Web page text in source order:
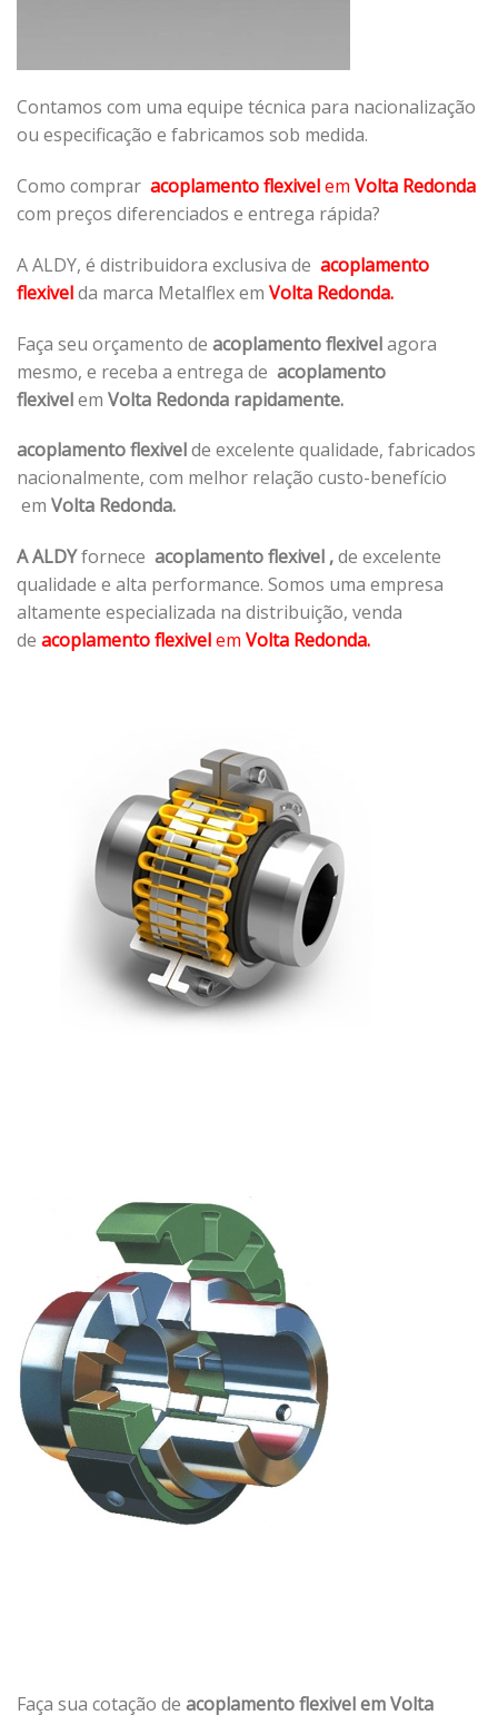
Contamos com uma equipe técnica para nacionalização
ou especificação e fabricamos sob medida.
Como comprar acoplamento flexivelem Volta Redonda
com preços diferenciados e entrega rápida?
A ALDY, é distribuidora exclusiva de acoplamento
flexivelda marca Metalflex em Volta Redonda.
Faça seu orçamento de acoplamento flexivelagora
mesmo, e receba a entrega de acoplamento
flexivelem Volta Redonda rapidamente.
acoplamento flexivelde excelente qualidade, fabricados
nacionalmente, com melhor relação custo-benefício
em Volta Redonda.
A ALDYfornece acoplamento flexivel ,de excelente
qualidade e alta performance. Somos uma empresa
altamente especializada na distribuição, venda
de acoplamento flexivelem Volta Redonda.
Faça sua cotação de acoplamento flexivel em Volta